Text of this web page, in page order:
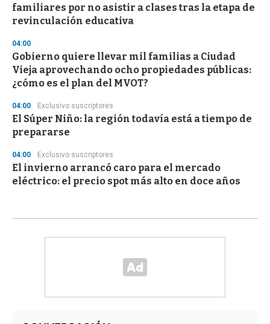
familiares por no asistir a clases tras la etapa de
revinculación educativa
04:00
Gobierno quiere llevar mil familias a Ciudad
Vieja aprovechando ocho propiedades públicas:
¿cómo es el plan del MVOT?
04:00 Exclusivo suscriptores
El Súper Niño: la región todavía está a tiempo de
prepararse
04:00 Exclusivo suscriptores
El invierno arrancó caro para el mercado
eléctrico: el precio spot más alto en doce años